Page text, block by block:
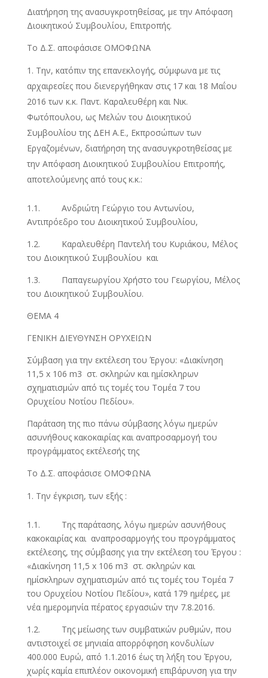
Διατήρηση της ανασυγκροτηθείσας, με την Απόφαση
Διοικητικού Συμβουλίου, Επιτροπής.
Το Δ.Σ. αποφάσισε ΟΜΟΦΩΝΑ
Την, κατόπιν της επανεκλογής, σύμφωνα με τις
αρχαιρεσίες που διενεργήθηκαν στις 17 και 18 Μαΐου
2016 των κ.κ. Παντ. Καραλευθέρη και Νικ.
Φωτόπουλου, ως Μελών του Διοικητικού
Συμβουλίου της ΔΕΗ Α.Ε., Εκπροσώπων των
Εργαζομένων, διατήρηση της ανασυγκροτηθείσας με
την Απόφαση Διοικητικού Συμβουλίου Επιτροπής,
αποτελούμενης από τους κ.κ.:
1.1. Ανδριώτη Γεώργιο του Αντωνίου,
Αντιπρόεδρο του Διοικητικού Συμβουλίου,
1.2. Καραλευθέρη Παντελή του Κυριάκου, Μέλος
του Διοικητικού Συμβουλίου και
1.3. Παπαγεωργίου Χρήστο του Γεωργίου, Μέλος
του Διοικητικού Συμβουλίου.
ΘΕΜΑ 4
ΓΕΝΙΚΗ ΔΙΕΥΘΥΝΣΗ ΟΡΥΧΕΙΩΝ
Σύμβαση για την εκτέλεση του Έργου: «Διακίνηση
11,5 x 106 m3 στ. σκληρών και ημίσκληρων
σχηματισμών από τις τομές του Τομέα 7 του
Ορυχείου Νοτίου Πεδίου».
Παράταση της πιο πάνω σύμβασης λόγω ημερών
ασυνήθους κακοκαιρίας και αναπροσαρμογή του
προγράμματος εκτέλεσής της
Το Δ.Σ. αποφάσισε ΟΜΟΦΩΝΑ
Την έγκριση, των εξής :
1.1. Της παράτασης, λόγω ημερών ασυνήθους
κακοκαιρίας και αναπροσαρμογής του προγράμματος
εκτέλεσης, της σύμβασης για την εκτέλεση του Έργου :
«Διακίνηση 11,5 x 106 m3 στ. σκληρών και
ημίσκληρων σχηματισμών από τις τομές του Τομέα 7
του Ορυχείου Νοτίου Πεδίου», κατά 179 ημέρες, με
νέα ημερομηνία πέρατος εργασιών την 7.8.2016.
1.2. Tης μείωσης των συμβατικών ρυθμών, που
αντιστοιχεί σε μηνιαία απορρόφηση κονδυλίων
400.000 Ευρώ, από 1.1.2016 έως τη λήξη του Έργου,
χωρίς καμία επιπλέον οικονομική επιβάρυνση για την